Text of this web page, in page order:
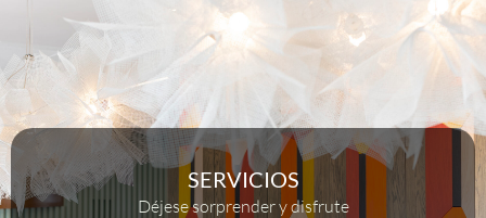
SERVICIOS
Déjese sorprender y disfrute